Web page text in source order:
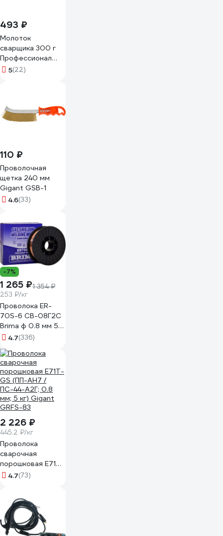
493 ₽
Молоток
сварщика 300 г
Профессионал
10763
5(22)
110 ₽
Проволочная
щетка 240 мм
Gigant GSB-1
4.6(33)
-7%
1 265 ₽1 354 ₽
253 ₽/кг
Проволока ER-
70S-6 CB-08Г2С
Brima ф 0.8 мм 5
кг в катушке 11991
4.7(336)
2 226 ₽
445.2 ₽/кг
Проволока
сварочная
порошковая Е71T-
GS (ПП-АН7 /
GRFS-83
4.7(73)